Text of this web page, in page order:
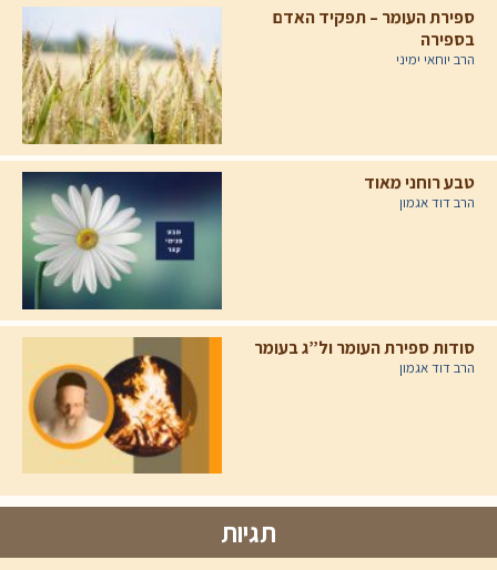
ספירת העומר – תפקיד האדם
בספירה
הרב יוחאי ימיני
טבע רוחני מאוד
הרב דוד אגמון
סודות ספירת העומר ול”ג בעומר
הרב דוד אגמון
תגיות